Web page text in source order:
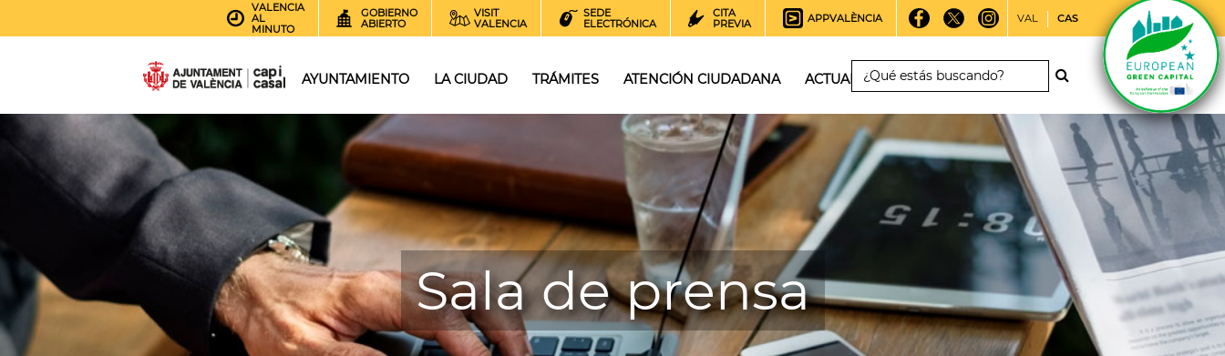
VALENCIA
AL
MINUTO
GOBIERNO
ABIERTO
VISIT
VALENCIA
SEDE
ELECTRÓNICA
CITA
PREVIA
APPVALÈNCIA VAL CAS
AYUNTAMIENTO LA CIUDAD TRÁMITES ATENCIÓN CIUDADANA ACTUALIDAD
Sala de prensa